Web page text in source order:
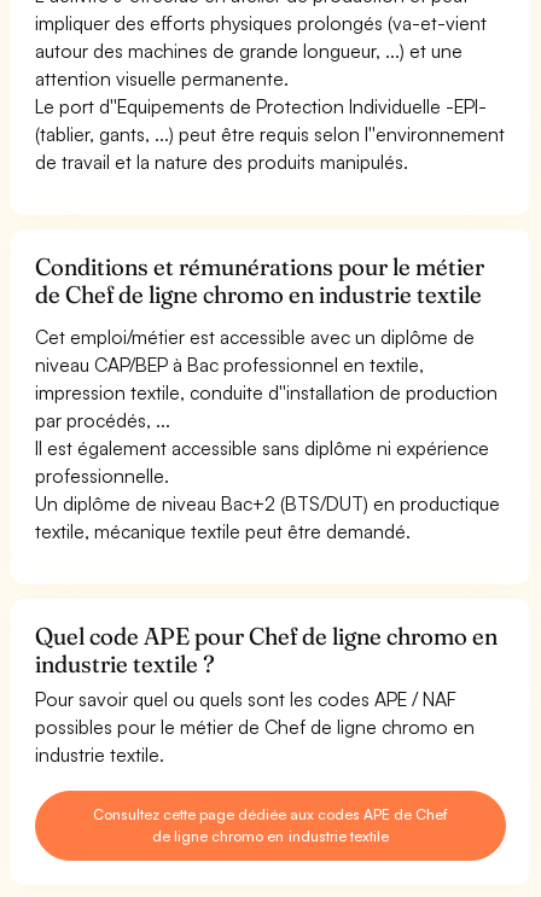
impliquer des efforts physiques prolongés (va-et-vient
autour des machines de grande longueur, ...) et une
attention visuelle permanente.
Le port d''Equipements de Protection Individuelle -EPI-
(tablier, gants, ...) peut être requis selon l''environnement
de travail et la nature des produits manipulés.
Conditions et rémunérations pour le métier
de Chef de ligne chromo en industrie textile
Cet emploi/métier est accessible avec un diplôme de
niveau CAP/BEP à Bac professionnel en textile,
impression textile, conduite d''installation de production
par procédés, ...
Il est également accessible sans diplôme ni expérience
professionnelle.
Un diplôme de niveau Bac+2 (BTS/DUT) en productique
textile, mécanique textile peut être demandé.
Quel code APE pour Chef de ligne chromo en
industrie textile ?
Pour savoir quel ou quels sont les codes APE / NAF
possibles pour le métier de Chef de ligne chromo en
industrie textile.
Consultez cette page dédiée aux codes APE de Chef
de ligne chromo en industrie textile